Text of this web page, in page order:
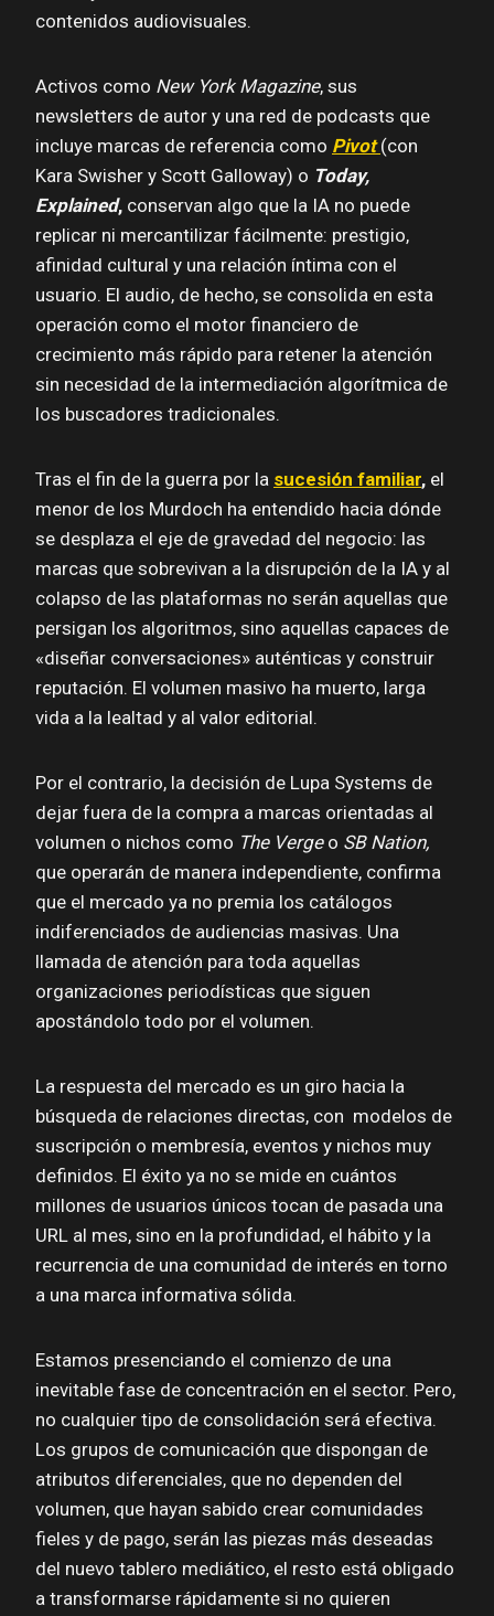
contenidos audiovisuales.
Activos como New York Magazine, sus
newsletters de autor y una red de podcasts que
incluye marcas de referencia como Pivot(con
Kara Swisher y Scott Galloway) o Today,
Explained, conservan algo que la IA no puede
replicar ni mercantilizar fácilmente: prestigio,
afinidad cultural y una relación íntima con el
usuario. El audio, de hecho, se consolida en esta
operación como el motor financiero de
crecimiento más rápido para retener la atención
sin necesidad de la intermediación algorítmica de
los buscadores tradicionales.
Tras el fin de la guerra por la sucesión familiar, el
menor de los Murdoch ha entendido hacia dónde
se desplaza el eje de gravedad del negocio: las
marcas que sobrevivan a la disrupción de la IA y al
colapso de las plataformas no serán aquellas que
persigan los algoritmos, sino aquellas capaces de
«diseñar conversaciones» auténticas y construir
reputación. El volumen masivo ha muerto, larga
vida a la lealtad y al valor editorial.
Por el contrario, la decisión de Lupa Systems de
dejar fuera de la compra a marcas orientadas al
volumen o nichos como The Vergeo SB Nation,
que operarán de manera independiente, confirma
que el mercado ya no premia los catálogos
indiferenciados de audiencias masivas. Una
llamada de atención para toda aquellas
organizaciones periodísticas que siguen
apostándolo todo por el volumen.
La respuesta del mercado es un giro hacia la
búsqueda de relaciones directas, con modelos de
suscripción o membresía, eventos y nichos muy
definidos. El éxito ya no se mide en cuántos
millones de usuarios únicos tocan de pasada una
URL al mes, sino en la profundidad, el hábito y la
recurrencia de una comunidad de interés en torno
a una marca informativa sólida.
Estamos presenciando el comienzo de una
inevitable fase de concentración en el sector. Pero,
no cualquier tipo de consolidación será efectiva.
Los grupos de comunicación que dispongan de
atributos diferenciales, que no dependen del
volumen, que hayan sabido crear comunidades
fieles y de pago, serán las piezas más deseadas
del nuevo tablero mediático, el resto está obligado
a transformarse rápidamente si no quieren